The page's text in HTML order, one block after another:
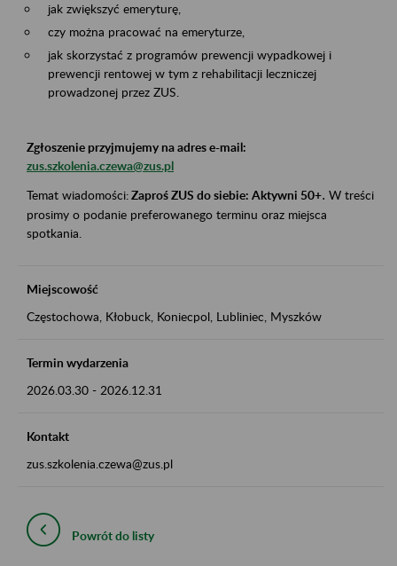
jak zwiększyć emeryturę,
czy można pracować na emeryturze,
jak skorzystać z programów prewencji wypadkowej i
prewencji rentowej w tym z rehabilitacji leczniczej
prowadzonej przez ZUS.
Zgłoszenie przyjmujemy na adres e-mail:
zus.szkolenia.czewa@zus.pl
Temat wiadomości:Zaproś ZUS do siebie: Aktywni 50+. W treści
prosimy o podanie preferowanego terminu oraz miejsca
spotkania.
Miejscowość
Częstochowa, Kłobuck, Koniecpol, Lubliniec, Myszków
Termin wydarzenia
2026.03.30 - 2026.12.31
Kontakt
zus.szkolenia.czewa@zus.pl
Powrót do listy